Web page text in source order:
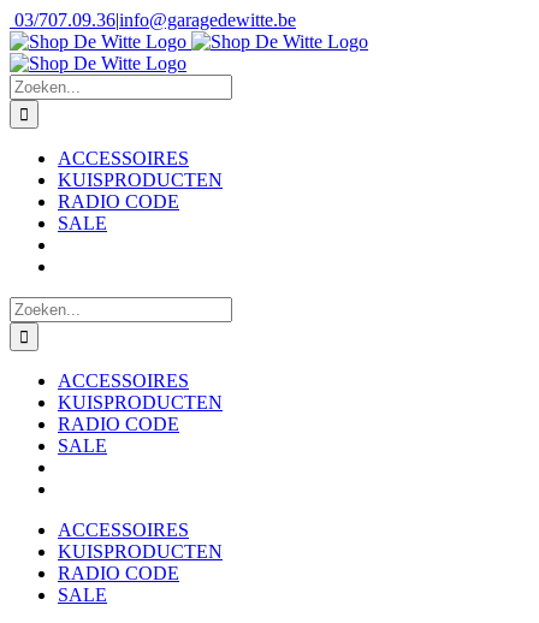
Skip
to
content
Facebook
WhatsApp
03/707.09.36|info@garagedewitte.be
Zoeken
naar:
ACCESSOIRES
KUISPRODUCTEN
RADIO CODE
SALE
Zoeken
naar:
ACCESSOIRES
KUISPRODUCTEN
RADIO CODE
SALE
ACCESSOIRES
KUISPRODUCTEN
RADIO CODE
SALE